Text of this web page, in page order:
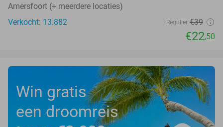
Amersfoort (+ meerdere locaties)
Verkocht: 13.882
Regulier €39
€22,50
Win gratis
een droomreis